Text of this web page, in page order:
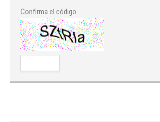
Confirma el código